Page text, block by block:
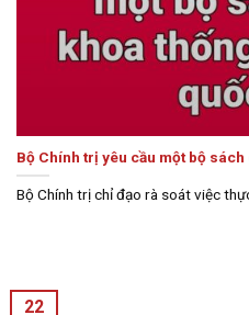
Bộ Chính trị yêu cầu một bộ
Bộ Chính trị chỉ đạo rà soát việc
22